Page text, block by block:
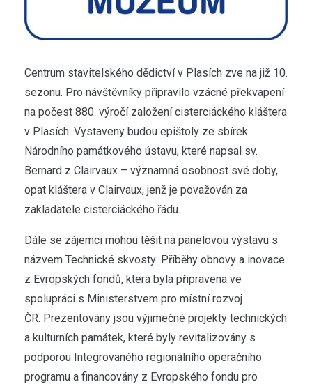
Centrum stavitelského dědictví v Plasích zve na již 10.
sezonu. Pro návštěvníky připravilo vzácné překvapení
na počest 880. výročí založení cisterciáckého kláštera
v Plasích. Vystaveny budou epištoly ze sbírek
Národního památkového ústavu, které napsal sv.
Bernard z Clairvaux – významná osobnost své doby,
opat kláštera v Clairvaux, jenž je považován za
zakladatele cisterciáckého řádu.
Dále se zájemci mohou těšit na panelovou výstavu s
názvem Technické skvosty: Příběhy obnovy a inovace
z Evropských fondů, která byla připravena ve
spolupráci s Ministerstvem pro místní rozvoj
ČR. Prezentovány jsou výjimečné projekty technických
a kulturních památek, které byly revitalizovány s
podporou Integrovaného regionálního operačního
programu a financovány z Evropského fondu pro